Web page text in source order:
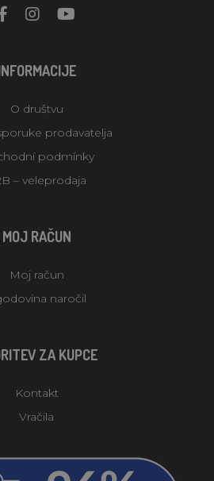
O društvu
prodavatelja
podmínky
– veleprodaja
MOJ RAČUN
Moj račun
naročil
ZA KUPCE
Kontakt
Vračila